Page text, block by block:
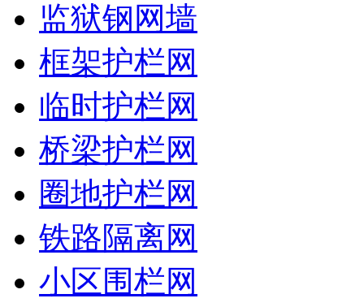
监狱钢网墙
框架护栏网
临时护栏网
桥梁护栏网
圈地护栏网
铁路隔离网
小区围栏网